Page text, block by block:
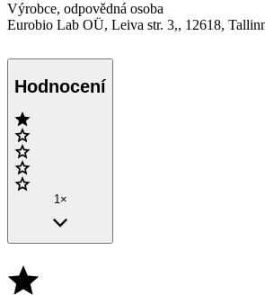
Výrobce, odpovědná osoba
Eurobio Lab OÜ, Leiva str. 3,, 12618,
Hodnocení
1×